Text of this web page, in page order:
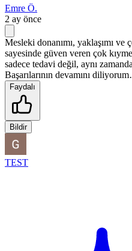
Emre Ö.
2 ay önce
Mesleki donanımı, yaklaşımı
sayesinde güven veren çok
sadece tedavi değil, aynı
Başarılarının devamını
Faydalı
Bildir
TEST